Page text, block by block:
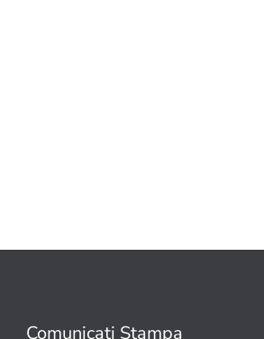
Comunicati Stampa